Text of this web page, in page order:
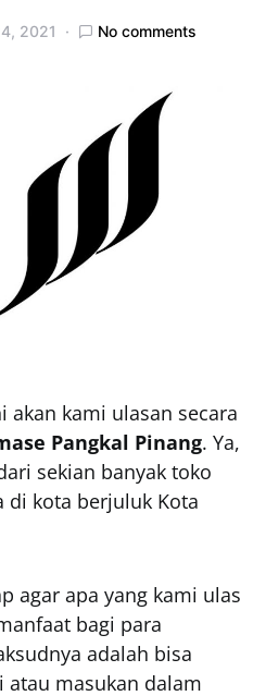
2021 No comments
akan kami ulasan secara
Pangkal Pinang. Ya,
sekian banyak toko
di kota berjuluk Kota
agar apa yang kami ulas
bagi para
adalah bisa
masukan dalam